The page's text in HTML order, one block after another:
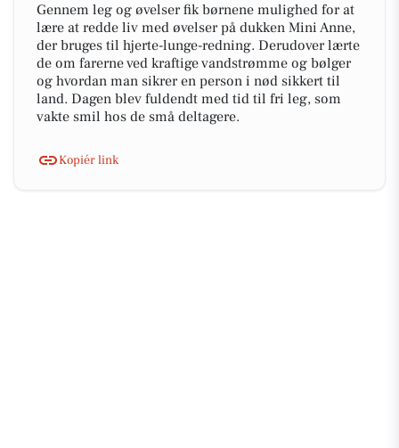
Gennem leg og øvelser fik børnene mulighed for at
lære at redde liv med øvelser på dukken Mini Anne,
der bruges til hjerte-lunge-redning. Derudover lærte
de om farerne ved kraftige vandstrømme og bølger
og hvordan man sikrer en person i nød sikkert til
land. Dagen blev fuldendt med tid til fri leg, som
vakte smil hos de små deltagere.
Kopiér link